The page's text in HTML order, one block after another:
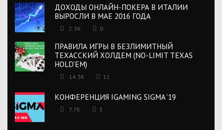
ДОХОДЫ ОНЛАЙН-ПОКЕРА В ИТАЛИИ
ВЫРОСЛИ В МАЕ 2016 ГОДА
2.3K 0
ПРАВИЛА ИГРЫ В БЕЗЛИМИТНЫЙ
ТЕХАССКИЙ ХОЛДЕМ (NO-LIMIT TEXAS
HOLD’EM)
14.3K 11
КОНФЕРЕНЦИЯ IGAMING SIGMA ’19
7.7K 3